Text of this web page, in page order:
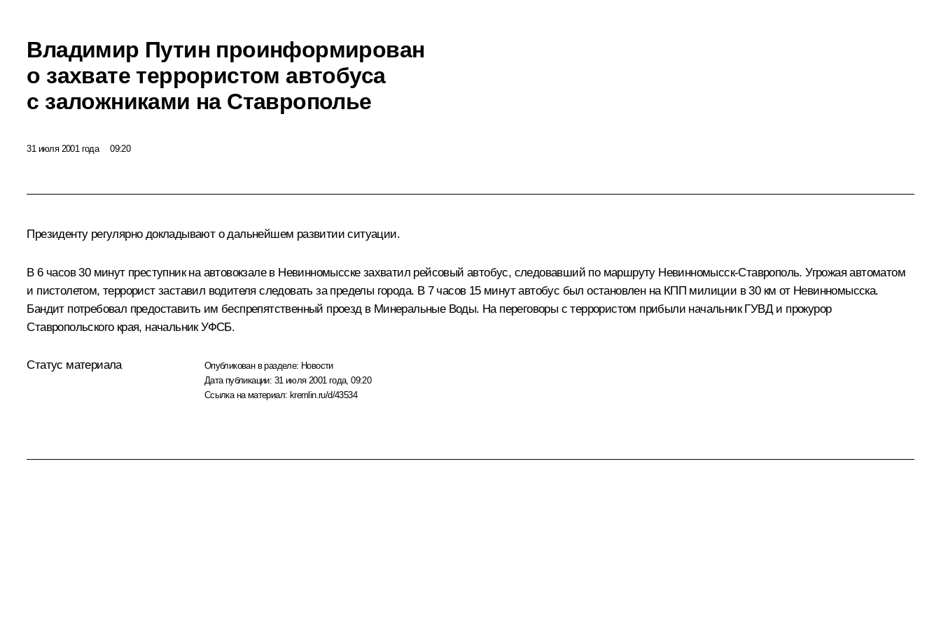
Владимир Путин проинформирован
о захвате террористом автобуса
с заложниками на Ставрополье
31 июля 2001 года 09:20
Президенту регулярно докладывают о дальнейшем развитии ситуации.
В 6 часов 30 минут преступник на автовокзале в Невинномысске захватил рейсовый автобус, следовавший по маршруту Невинномысск-Ставрополь. Угрожая автоматом
и пистолетом, террорист заставил водителя следовать за пределы города. В 7 часов 15 минут автобус был остановлен на КПП милиции в 30 км от Невинномысска.
Бандит потребовал предоставить им беспрепятственный проезд в Минеральные Воды. На переговоры с террористом прибыли начальник ГУВД и прокурор
Ставропольского края, начальник УФСБ.
Статус материала Опубликован в разделе: Новости
Дата публикации: 31 июля 2001 года, 09:20
Ссылка на материал: kremlin.ru/d/43534